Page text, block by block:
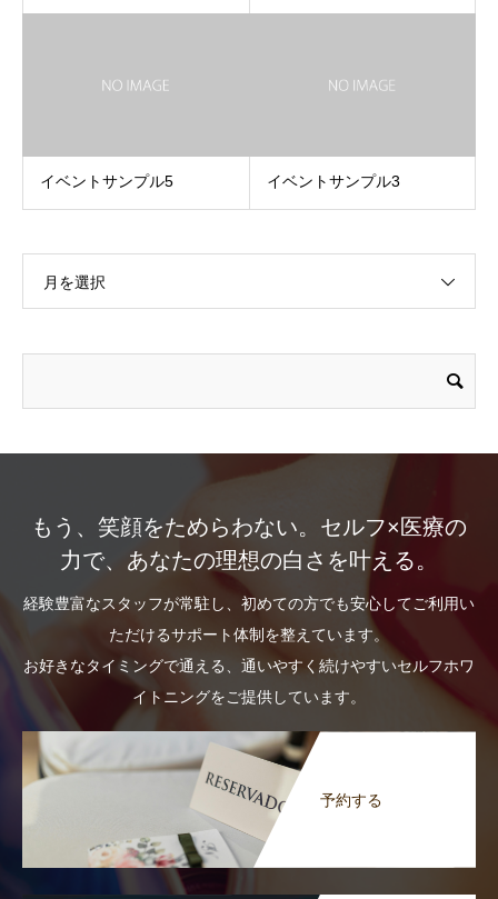
イベントサンプル5 イベントサンプル3
月を選択
もう、笑顔をためらわない。セルフ×医療の
力で、あなたの理想の白さを叶える。
経験豊富なスタッフが常駐し、初めての方でも安心してご利用い
ただけるサポート体制を整えています。
お好きなタイミングで通える、通いやすく続けやすいセルフホワ
イトニングをご提供しています。
予約する